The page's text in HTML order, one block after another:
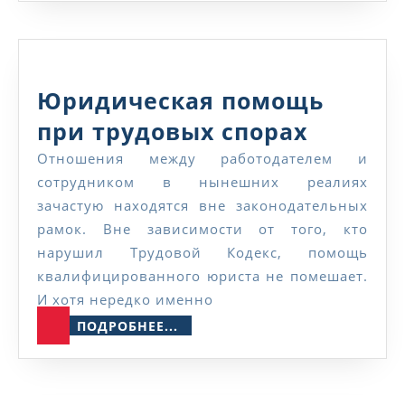
Юридическая помощь
при трудовых спорах
при
спорах
Отношения между работодателем и
сотрудником в нынешних реалиях
зачастую находятся вне законодательных
рамок. Вне зависимости от того, кто
нарушил Трудовой Кодекс, помощь
квалифицированного юриста не помешает.
И хотя нередко именно
ПОДРОБНЕЕ...